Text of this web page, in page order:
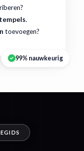
.
toevoegen?
99% nauwkeurig